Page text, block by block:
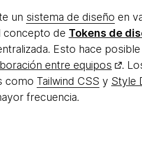
un sistema de diseño en
concepto de Tokens de
Esto hace posible
entre equipos
.
como Tailwind CSS y Style
frecuencia.